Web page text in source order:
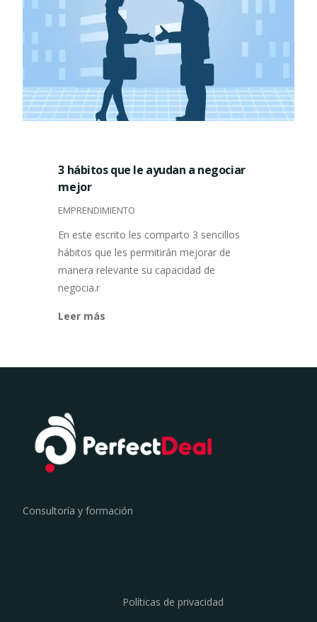
3 hábitos que le ayudan a negociar
mejor
EMPRENDIMIENTO
En este escrito les comparto 3 sencillos
hábitos que les permitirán mejorar de
manera relevante su capacidad de
negocia.r
Leer más
Consultoría y formación
Políticas de privacidad